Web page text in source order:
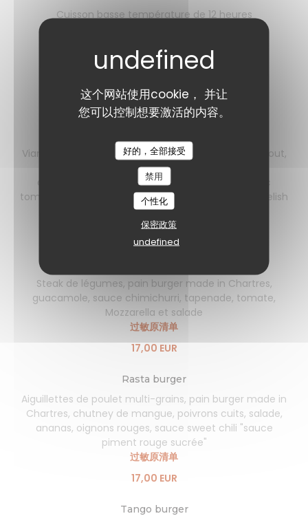
这个网站使用cookie， 并让
您可以控制想要激活的内容。
好的，全部接受
禁用
个性化
保密政策
undefined
Cuisson basse température de 12 heures
23,00 EUR
Les burgers
Viande de bœuf hachée VBF ''180 g'' cuite à votre gout,
fromage aux choix " Cheddar, chèvre ou bleu
d'Auvergne", pain burger made in Chartres, avec
tomate, oignon, salade, Cheddar, pickles et sauce relish
过敏原清单
17,00 EUR
Steak de légumes, pain burger made in Chartres,
guacamole, sauce chimichurri, tapenade, tomate,
Mozzarella et salade
过敏原清单
17,00 EUR
Rasta burger
Aiguillettes de poulet multi-grains, pain burger made in
Chartres, chutney de mangue, poivrons cuits, salade,
ananas, oignons rouges, sauce sweet chili "sauce
piment rouge sucrée"
过敏原清单
17,00 EUR
Tango burger